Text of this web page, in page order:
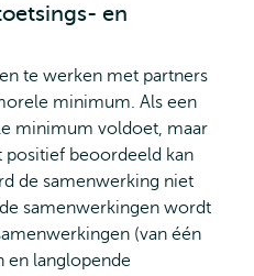
en
te werken met partners
minimum. Als een
minimum voldoet, maar
beoordeeld kan
de samenwerking niet
samenwerkingen wordt
(van één
en langlopende